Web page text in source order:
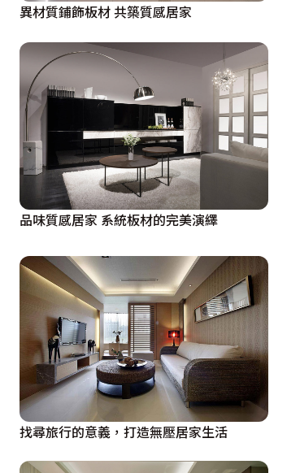
異材質鋪飾板材 共築質感居家
品味質感居家 系統板材的完美演繹
找尋旅行的意義，打造無壓居家生活